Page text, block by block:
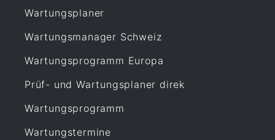
Wartungsplaner
Wartungsmanager Schweiz
Wartungsprogramm Europa
Prüf- und Wartungsplaner direk
Wartungsprogramm
Wartungstermine